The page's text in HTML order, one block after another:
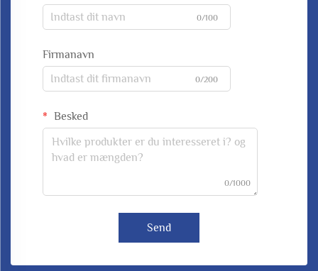
0/100
Firmanavn
0/200
Besked
0/1000
Send